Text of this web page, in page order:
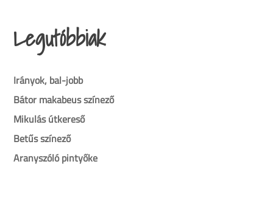
Legutóbbiak
Irányok, bal-jobb
Bátor makabeus színező
Mikulás útkereső
Betűs színező
Aranyszóló pintyőke